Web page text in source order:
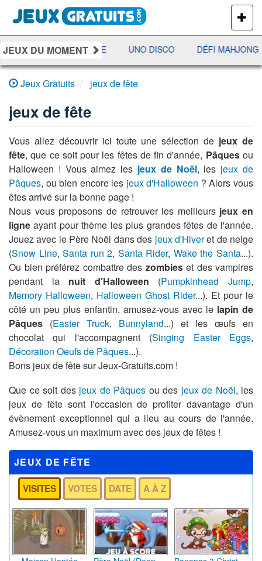
PLUS
DE
JEUX
JEUX DU MOMENT
JETX YAHTZEE UNO DISCO DÉFI MAHJONG
Jeux Gratuits jeux de fête
jeux de fête
Vous allez découvrir ici toute une sélection de jeux de
fête, que ce soit pour les fêtes de fin d'année, Pâquesou
Halloween ! Vous aimez les jeux de Noël, les jeux de
Pâques, ou bien encore les jeux d'Halloween ? Alors vous
êtes arrivé sur la bonne page !
Nous vous proposons de retrouver les meilleurs jeux en
ligne ayant pour thème les plus grandes fêtes de l'année.
Jouez avec le Père Noël dans des jeux d'Hiveret de neige
(Snow Line,Santa run 2, Santa Rider, Wake the Santa...).
Ou bien préférez combattre des zombieset des vampires
pendant la nuit d'Halloween (Pumpkinhead Jump,
Memory Halloween, Halloween Ghost Rider...). Et pour le
côté un peu plus enfantin, amusez-vous avec le lapin de
Pâques (Easter Truck, Bunnyland...) et les œufs en
chocolat qui l'accompagnent (Singing Easter Eggs,
Décoration Oeufs de Pâques...).
Bons jeux de fête sur Jeux-Gratuits.com !
Que ce soit des jeux de Pâques ou des jeux de Noël, les
jeux de fête sont l'occasion de profiter davantage d'un
évènement exceptionnel qui a lieu au cours de l'année.
Amusez-vous un maximum avec des jeux de fêtes !
JEUX DE FÊTE
VISITES VOTES DATE A À Z